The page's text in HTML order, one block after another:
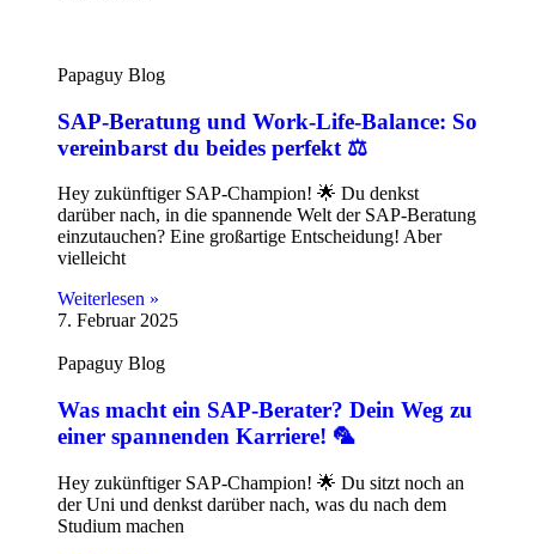
Papaguy Blog
SAP-Beratung und Work-Life-Balance: So
vereinbarst du beides perfekt ⚖️
Hey zukünftiger SAP-Champion! 🌟 Du denkst
darüber nach, in die spannende Welt der SAP-Beratung
einzutauchen? Eine großartige Entscheidung! Aber
vielleicht
Weiterlesen »
7. Februar 2025
Papaguy Blog
Was macht ein SAP-Berater? Dein Weg zu
einer spannenden Karriere! 🦜
Hey zukünftiger SAP-Champion! 🌟 Du sitzt noch an
der Uni und denkst darüber nach, was du nach dem
Studium machen